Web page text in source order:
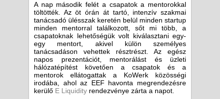
A nap második felét a csapatok a mentorokkal
töltötték. Az öt órán át tartó, intenzív szakmai
tanácsadó ülésszak keretén belül minden startup
minden mentorral találkozott, sőt mi több, a
csapatoknak lehetőségük volt kiválasztani egy-
egy mentort, akivel külön személyes
tanácsadáson vehettek résztrészt. Az egész
napos prezentációt, mentorálást és üzleti
hálózatépítést követően a csapatok és a
mentorok ellátogattak a KoWerk közösségi
irodába, ahol az EEF havonta megrendezésre
kerülő E Liquidity rendezvénye zárta a napot.